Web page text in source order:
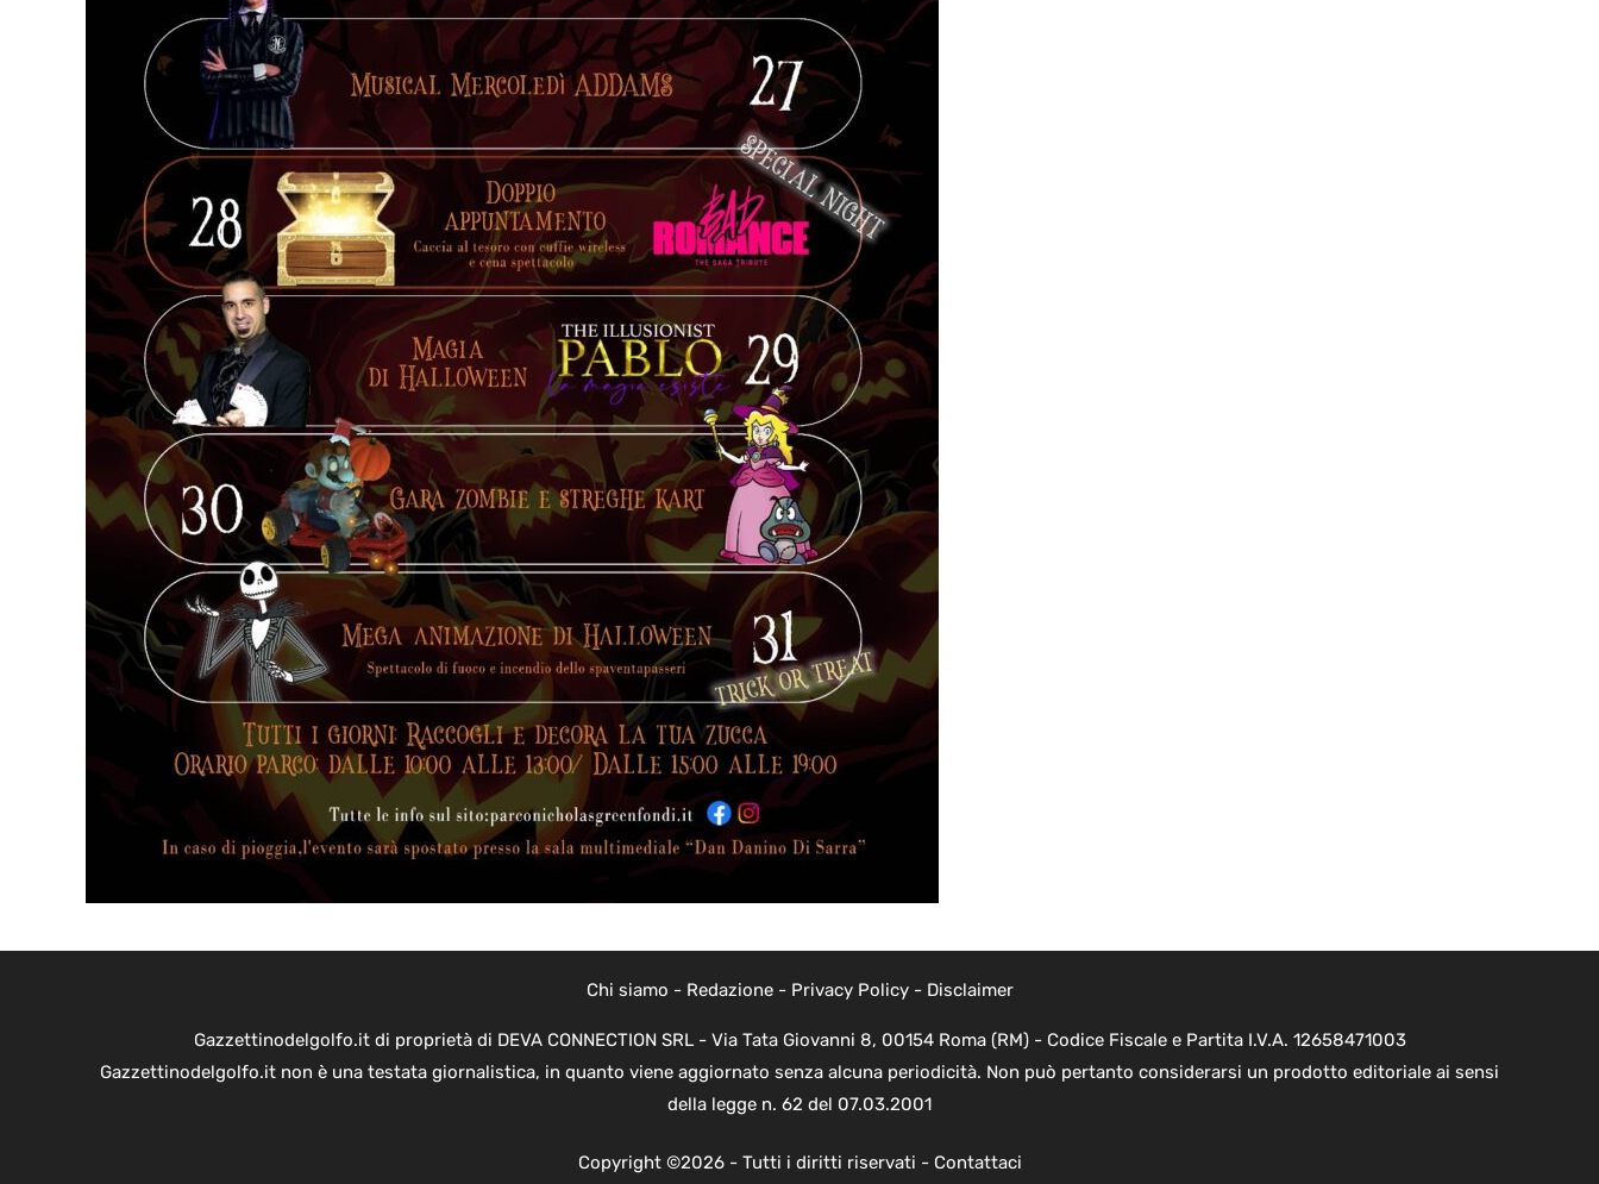
Chi siamo - Redazione- Privacy Policy- Disclaimer
Gazzettinodelgolfo.it di proprietà di DEVA CONNECTION SRL - Via Tata Giovanni 8, 00154 Roma (RM) - Codice Fiscale e Partita I.V.A. 12658471003
Gazzettinodelgolfo.it non è una testata giornalistica, in quanto viene aggiornato senza alcuna periodicità. Non può pertanto considerarsi un prodotto editoriale ai sensi
della legge n. 62 del 07.03.2001
Copyright ©2026 - Tutti i diritti riservati - Contattaci